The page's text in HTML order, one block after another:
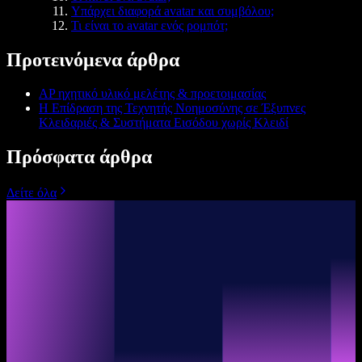
Υπάρχει διαφορά avatar και συμβόλου;
Τι είναι το avatar ενός ρομπότ;
Προτεινόμενα άρθρα
AP ηχητικό υλικό μελέτης & προετοιμασίας
Η Επίδραση της Τεχνητής Νοημοσύνης σε Έξυπνες
Κλειδαριές & Συστήματα Εισόδου χωρίς Κλειδί
Πρόσφατα άρθρα
Δείτε όλα